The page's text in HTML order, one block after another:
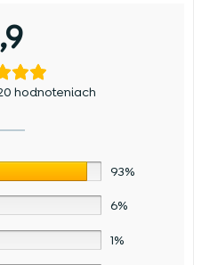
hodnoteniach
93%
6%
1%